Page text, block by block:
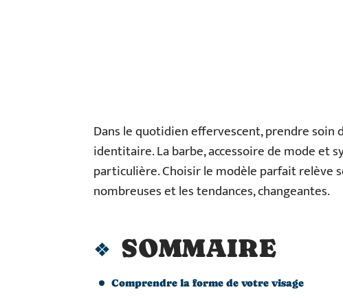
Dans le quotidien effervescent, prendre
identitaire. La barbe, accessoire de mode et
particulière. Choisir le modèle parfait relève
nombreuses et les tendances, changeantes.
SOMMAIRE
Comprendre la forme de votre visage